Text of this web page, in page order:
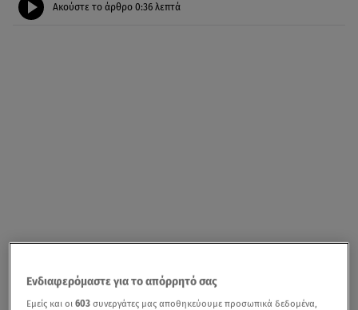
Ακούστε το άρθρο 0:36 λεπτά
Ενδιαφερόμαστε για το απόρρητό σας
Εμείς και οι603 συνεργάτες μας αποθηκεύουμε προσωπικά δεδομένα,